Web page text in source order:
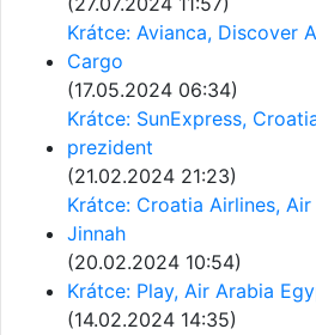
Krátce: Avianca, Discover
Cargo
(17.05.2024 06:34)
Krátce: SunExpress,
prezident
(21.02.2024 21:23)
Krátce: Croatia Airlines,
Jinnah
(20.02.2024 10:54)
Krátce: Play, Air Arabia
(14.02.2024 14:35)